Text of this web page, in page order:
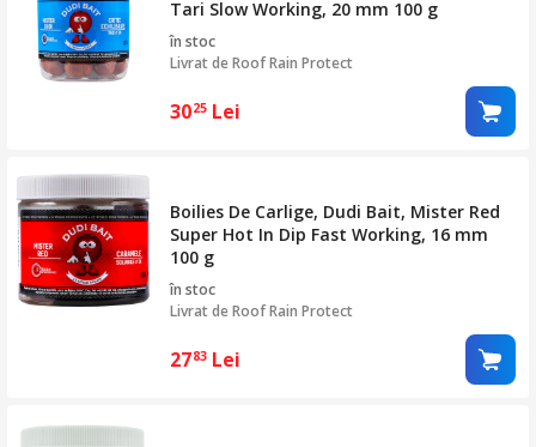
Tari Slow Working, 20 mm 100 g
în stoc
Livrat deRoof Rain Protect
3025 Lei
Boilies De Carlige, Dudi Bait, Mister Red
Super Hot In Dip Fast Working, 16 mm
100 g
în stoc
Livrat deRoof Rain Protect
2783 Lei